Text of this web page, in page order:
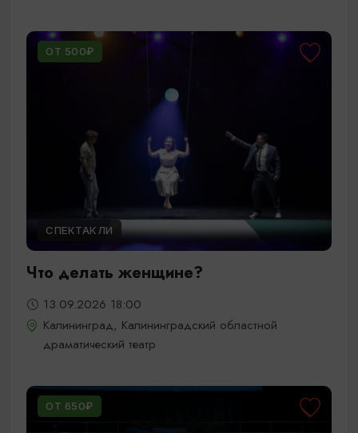
ОТ 500₽
СПЕКТАКЛИ
Что делать женщине?
13.09.2026 18:00
Калининград, Калининградский областной
драматический театр
ОТ 650₽